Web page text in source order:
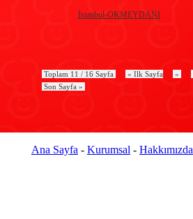
İstanbul-OKMEYDANI
Toplam 11 / 16 Sayfa « Ilk Sayfa «
Son Sayfa »
Ana Sayfa - Kurumsal - Hakkımızda